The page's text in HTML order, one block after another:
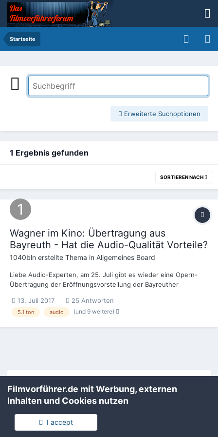
Startseite
Erweiterte Suchoptionen
1 Ergebnis gefunden
SORTIEREN NACH
Wagner im Kino: Übertragung aus
Bayreuth - Hat die Audio-Qualität Vorteile?
1040bln erstellte Thema in Allgemeines Board
Liebe Audio-Experten, am 25. Juli gibt es wieder eine Opern-
Übertragung der Eröffnungsvorstellung der Bayreuther
Meistersinger von Nürnberg, mit zwei 30-Minuten-Pausen, also
auch mit Nebengeschäft im Kino. Es müssten etwas über...
13. Juli 2017 25 Antworten
5.1 ton audio (und 9 weitere)
Impressum / Datenschutzerklärung
Nutzungsbedingungen
Filmvorführer.de mit Werbung, externen
Inhalten und Cookies nutzen
I accept